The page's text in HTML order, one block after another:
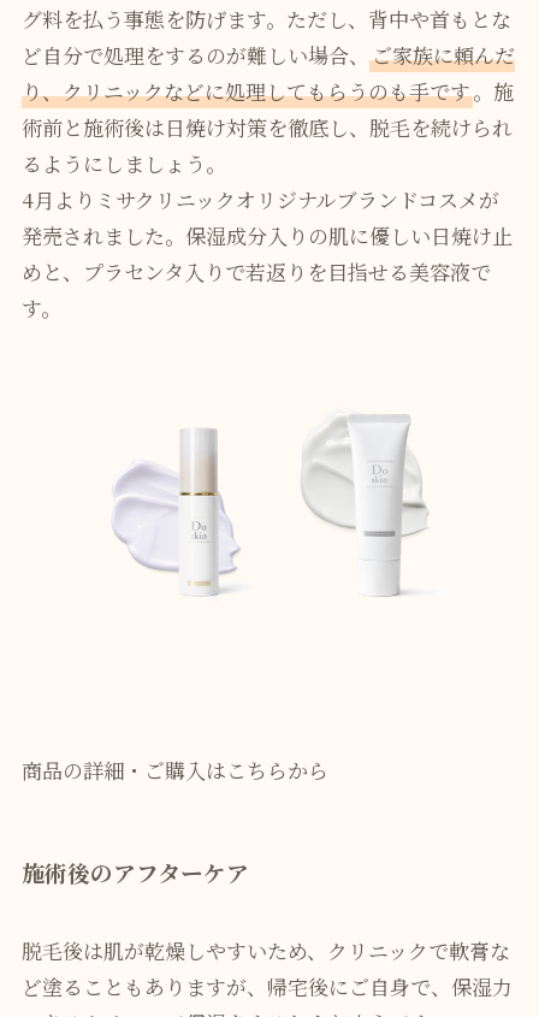
グ料を払う事態を防げます。ただし、背中や首もとな
ど自分で処理をするのが難しい場合、 ご家族に頼んだ
り、クリニックなどに処理してもらうのも手です。施
術前と施術後は日焼け対策を徹底し、脱毛を続けられ
るようにしましょう。
4月よりミサクリニックオリジナルブランドコスメが
発売されました。保湿成分入りの肌に優しい日焼け止
めと、プラセンタ入りで若返りを目指せる美容液で
す。
商品の詳細・ご購入はこちらから
施術後のアフターケア
脱毛後は肌が乾燥しやすいため、クリニックで軟膏な
ど塗ることもありますが、帰宅後にご自身で、保湿力